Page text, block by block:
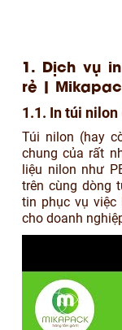
1. Dịch vụ
rẻ |
1.1. In túi
Túi nilon (hay
chung của rất
liệu nilon như
trên cùng dòng
tin phục vụ việc
cho doanh